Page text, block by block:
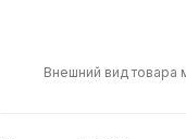
Внешний вид товара